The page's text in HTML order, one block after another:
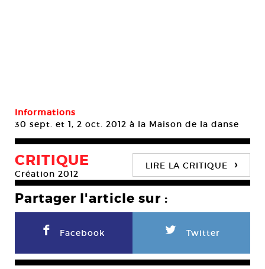
Informations
30 sept. et 1, 2 oct. 2012 à la Maison de la danse
CRITIQUE
Création 2012
LIRE LA CRITIQUE ›
Partager l'article sur :
F Facebook L Twitter